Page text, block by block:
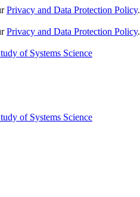
Privacy and Data Protection Policy.
Privacy and Data Protection Policy.